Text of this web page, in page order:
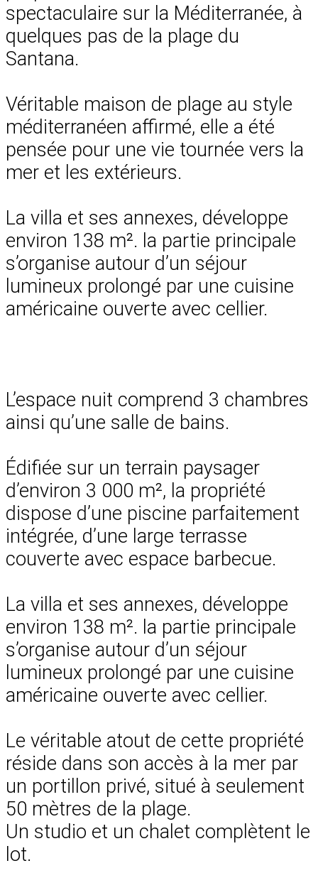
spectaculaire sur la Méditerranée, à
quelques pas de la plage du
Santana.
Véritable maison de plage au style
méditerranéen affirmé, elle a été
pensée pour une vie tournée vers la
mer et les extérieurs.
La villa et ses annexes, développe
environ 138 m². la partie principale
s’organise autour d’un séjour
lumineux prolongé par une cuisine
américaine ouverte avec cellier.
L’espace nuit comprend 3 chambres
ainsi qu’une salle de bains.
Édifiée sur un terrain paysager
d’environ 3 000 m², la propriété
dispose d’une piscine parfaitement
intégrée, d’une large terrasse
couverte avec espace barbecue.
La villa et ses annexes, développe
environ 138 m². la partie principale
s’organise autour d’un séjour
lumineux prolongé par une cuisine
américaine ouverte avec cellier.
Le véritable atout de cette propriété
réside dans son accès à la mer par
un portillon privé, situé à seulement
50 mètres de la plage.
Un studio et un chalet complètent le
lot.